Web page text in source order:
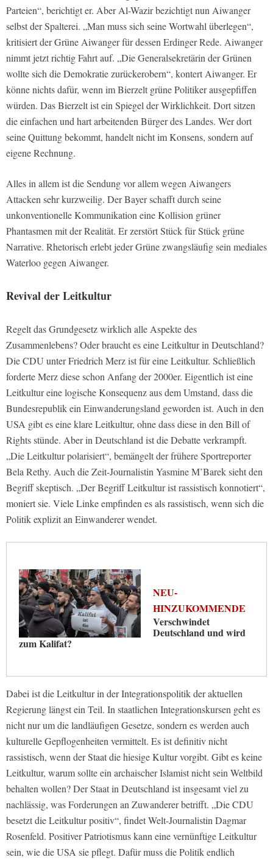
Parteien“, berichtigt er. Aber Al-Wazir bezichtigt nun Aiwanger
selbst der Spalterei. „Man muss sich seine Wortwahl überlegen“,
kritisiert der Grüne Aiwanger für dessen Erdinger Rede. Aiwanger
nimmt jetzt richtig Fahrt auf. „Die Generalsekretärin der Grünen
wollte sich die Demokratie zurückerobern“, kontert Aiwanger. Er
könne nichts dafür, wenn im Bierzelt grüne Politiker ausgepfiffen
würden. Das Bierzelt ist ein Spiegel der Wirklichkeit. Dort sitzen
die einfachen und hart arbeitenden Bürger des Landes. Wer dort
seine Quittung bekommt, handelt nicht im Konsens, sondern auf
eigene Rechnung.
Alles in allem ist die Sendung vor allem wegen Aiwangers
Attacken sehr kurzweilig. Der Bayer schafft durch seine
unkonventionelle Kommunikation eine Kollision grüner
Phantasmen mit der Realität. Er zerstört Stück für Stück grüne
Narrative. Rhetorisch erlebt jeder Grüne zwangsläufig sein mediales
Waterloo gegen Aiwanger.
Revival der Leitkultur
Regelt das Grundgesetz wirklich alle Aspekte des
Zusammenlebens? Oder braucht es eine Leitkultur in Deutschland?
Die CDU unter Friedrich Merz ist für eine Leitkultur. Schließlich
forderte Merz diese schon Anfang der 2000er. Eigentlich ist eine
Leitkultur eine logische Konsequenz aus dem Umstand, dass die
Bundesrepublik ein Einwanderungsland geworden ist. Auch in den
USA gibt es eine klare Leitkultur, ohne dass diese in den Bill of
Rights stünde. Aber in Deutschland ist die Debatte verkrampft.
„Die Leitkultur polarisiert“, bemängelt der frühere Sportreporter
Bela Rethy. Auch die Zeit-Journalistin Yasmine M’Barek sieht den
Begriff skeptisch. „Der Begriff Leitkultur ist rassistisch konnotiert“,
moniert sie. Viele Linke empfinden es als rassistisch, wenn sich die
Politik explizit an Einwanderer wendet.
NEU-
HINZUKOMMENDE
Verschwindet
Deutschland und wird
zum Kalifat?
Dabei ist die Leitkultur in der Integrationspolitik der aktuellen
Regierung längst ein Teil. In staatlichen Integrationskursen geht es
nicht nur um die landläufigen Gesetze, sondern es werden auch
kulturelle Gepflogenheiten vermittelt. Es ist definitiv nicht
rassistisch, wenn der Staat die hiesige Kultur vorgibt. Gibt es keine
Leitkultur, warum sollte ein archaischer Islamist nicht sein Weltbild
behalten wollen? Der Staat in Deutschland ist insgesamt viel zu
nachlässig, was Forderungen an Zuwanderer betrifft. „Die CDU
besetzt die Leitkultur positiv“, findet Welt-Journalistin Dagmar
Rosenfeld. Positiver Patriotismus kann eine vernünftige Leitkultur
sein, wie die USA sie pflegt. Dafür muss die Politik endlich